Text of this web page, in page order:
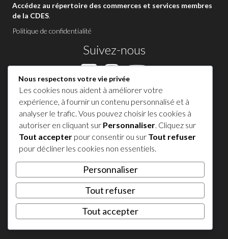
Accédez au répertoire des commerces et services membres
de la CDES.
Politique de confidentialité
Suivez-nous
Contactez-nous à Sutton
1 450 538-8455
Partagez votre expérience !
𝕏
© 2026 Tourisme Sutton. Tous droits réservés.
Nous respectons votre vie privée
Les cookies nous aident à améliorer votre
expérience, à fournir un contenu personnalisé et à
analyser le trafic. Vous pouvez choisir les cookies à
autoriser en cliquant sur Personnaliser. Cliquez sur
Tout accepter pour consentir ou sur Tout refuser
pour décliner les cookies non essentiels.
Personnaliser
Tout refuser
Tout accepter